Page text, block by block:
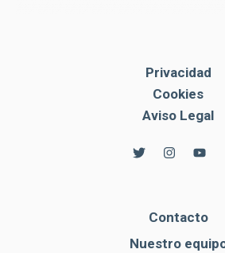
Privacidad
Cookies
Aviso Legal
Contacto
Nuestro